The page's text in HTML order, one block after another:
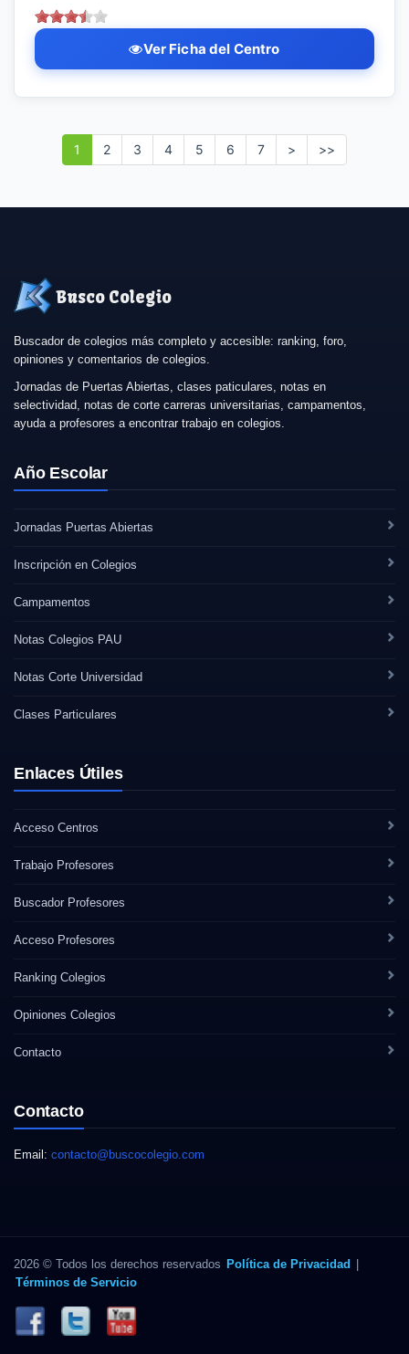
Ver Ficha del Centro
1 2 3 4 5 6 7 > >>
Busco Colegio
Buscador de colegios más completo y accesible: ranking, foro,
opiniones y comentarios de colegios.
Jornadas de Puertas Abiertas, clases paticulares, notas en
selectividad, notas de corte carreras universitarias, campamentos,
ayuda a profesores a encontrar trabajo en colegios.
Año Escolar
Jornadas Puertas Abiertas
Inscripción en Colegios
Campamentos
Notas Colegios PAU
Notas Corte Universidad
Clases Particulares
Enlaces Útiles
Acceso Centros
Trabajo Profesores
Buscador Profesores
Acceso Profesores
Ranking Colegios
Opiniones Colegios
Contacto
Contacto
Email: contacto@buscocolegio.com
2026 © Todos los derechos reservados Política de Privacidad
Términos de Servicio